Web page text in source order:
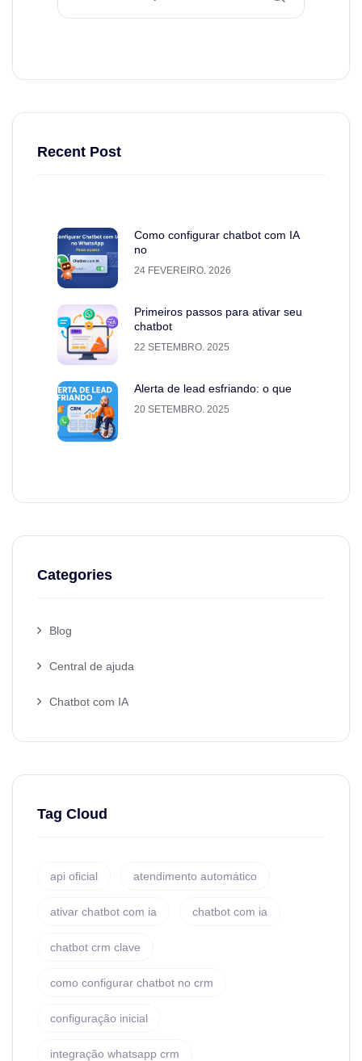
Recent Post
Como configurar chatbot com IA
no
24 FEVEREIRO. 2026
Primeiros passos para ativar seu
chatbot
22 SETEMBRO. 2025
Alerta de lead esfriando: o que
20 SETEMBRO. 2025
Categories
Blog
Central de ajuda
Chatbot com IA
Tag Cloud
api oficial atendimento automático
ativar chatbot com ia chatbot com ia
chatbot crm clave
como configurar chatbot no crm
configuração inicial
integração whatsapp crm